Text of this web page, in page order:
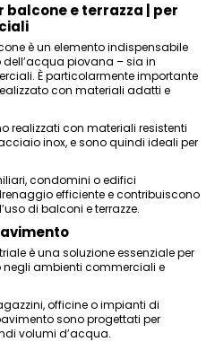
balcone e terrazza | per
è un elemento indispensabile
piovana – sia in
È particolarmente importante
con materiali adatti e
realizzati con materiali resistenti
inox, e sono quindi ideali per
condomini o edifici
efficiente e contribuiscono
di balconi e terrazze.
è una soluzione essenziale per
ambienti commerciali e
officine o impianti di
sono progettati per
volumi d’acqua.